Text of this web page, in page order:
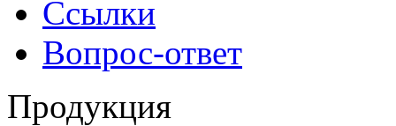
Ссылки
Вопрос-ответ
Продукция